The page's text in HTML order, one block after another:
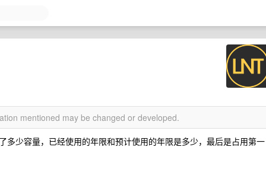
mentioned may be changed or developed.
多少容量，已经使用的年限和预计使用的年限是多少，最后是占用第一